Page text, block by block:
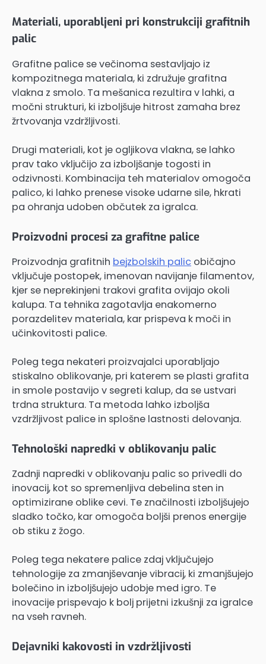
Materiali, uporabljeni pri konstrukciji grafitnih
palic
Grafitne palice se večinoma sestavljajo iz
kompozitnega materiala, ki združuje grafitna
vlakna z smolo. Ta mešanica rezultira v lahki, a
močni strukturi, ki izboljšuje hitrost zamaha brez
žrtvovanja vzdržljivosti.
Drugi materiali, kot je ogljikova vlakna, se lahko
prav tako vključijo za izboljšanje togosti in
odzivnosti. Kombinacija teh materialov omogoča
palico, ki lahko prenese visoke udarne sile, hkrati
pa ohranja udoben občutek za igralca.
Proizvodni procesi za grafitne palice
Proizvodnja grafitnih bejzbolskih palic običajno
vključuje postopek, imenovan navijanje filamentov,
kjer se neprekinjeni trakovi grafita ovijajo okoli
kalupa. Ta tehnika zagotavlja enakomerno
porazdelitev materiala, kar prispeva k moči in
učinkovitosti palice.
Poleg tega nekateri proizvajalci uporabljajo
stiskalno oblikovanje, pri katerem se plasti grafita
in smole postavijo v segreti kalup, da se ustvari
trdna struktura. Ta metoda lahko izboljša
vzdržljivost palice in splošne lastnosti delovanja.
Tehnološki napredki v oblikovanju palic
Zadnji napredki v oblikovanju palic so privedli do
inovacij, kot so spremenljiva debelina sten in
optimizirane oblike cevi. Te značilnosti izboljšujejo
sladko točko, kar omogoča boljši prenos energije
ob stiku z žogo.
Poleg tega nekatere palice zdaj vključujejo
tehnologije za zmanjševanje vibracij, ki zmanjšujejo
bolečino in izboljšujejo udobje med igro. Te
inovacije prispevajo k bolj prijetni izkušnji za igralce
na vseh ravneh.
Dejavniki kakovosti in vzdržljivosti